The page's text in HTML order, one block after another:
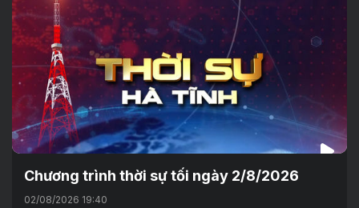
Chương trình thời sự tối ngày 2/8/2026
02/08/2026 19:40